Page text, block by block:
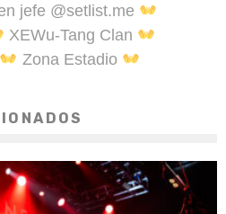
jefe @setlist.me
XEWu-Tang Clan
Zona Estadio